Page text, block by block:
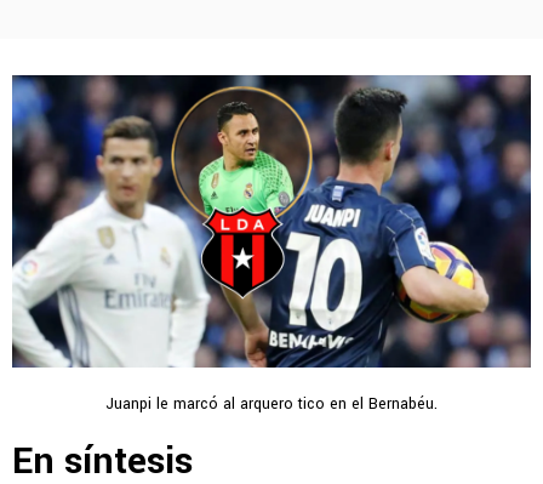
Juanpi le marcó al arquero tico en el Bernabéu.
En síntesis